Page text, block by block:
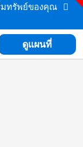
มทรัพย์ของคุณ
ดูแผนที่